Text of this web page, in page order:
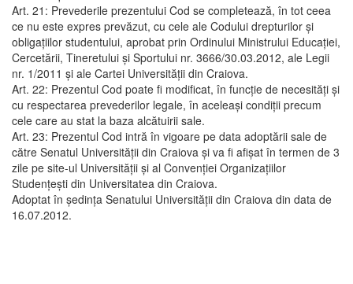
Art. 21: Prevederile prezentului Cod se completează, în tot ceea
ce nu este expres prevăzut, cu cele ale Codului drepturilor şi
obligaţiilor studentului, aprobat prin Ordinului Ministrului Educaţiei,
Cercetării, Tineretului şi Sportului nr. 3666/30.03.2012, ale Legii
nr. 1/2011 şi ale Cartei Universităţii din Craiova.
Art. 22: Prezentul Cod poate fi modificat, în funcţie de necesităţi şi
cu respectarea prevederilor legale, în aceleaşi condiţii precum
cele care au stat la baza alcătuirii sale.
Art. 23: Prezentul Cod intră în vigoare pe data adoptării sale de
către Senatul Universităţii din Craiova şi va fi afişat în termen de 3
zile pe site-ul Universităţii şi al Convenţiei Organizaţiilor
Studenţeşti din Universitatea din Craiova.
Adoptat în şedinţa Senatului Universităţii din Craiova din data de
16.07.2012.